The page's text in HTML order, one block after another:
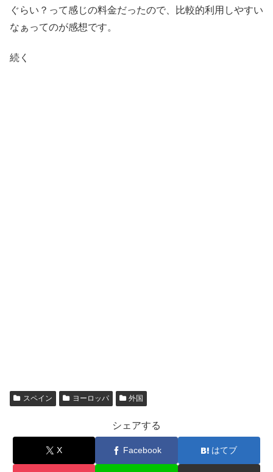
ぐらい？って感じの料金だったので、比較的利用しやすい
なぁってのが感想です。
続く
スペイン ヨーロッパ 外国
シェアする
X Facebook はてブ